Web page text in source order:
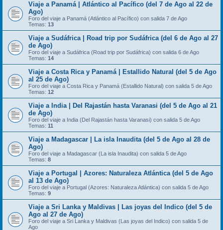
Viaje a Panamá | Atlántico al Pacífico (del 7 de Ago al 22 de
Ago)
Foro del viaje a Panamá (Atlántico al Pacífico) con salida 7 de Ago
Temas: 13
Viaje a Sudáfrica | Road trip por Sudáfrica (del 6 de Ago al 27
de Ago)
Foro del viaje a Sudáfrica (Road trip por Sudáfrica) con salida 6 de Ago
Temas: 14
Viaje a Costa Rica y Panamá | Estallido Natural (del 5 de Ago
al 25 de Ago)
Foro del viaje a Costa Rica y Panamá (Estallido Natural) con salida 5 de Ago
Temas: 12
Viaje a India | Del Rajastán hasta Varanasi (del 5 de Ago al 21
de Ago)
Foro del viaje a India (Del Rajastán hasta Varanasi) con salida 5 de Ago
Temas: 11
Viaje a Madagascar | La isla Inaudita (del 5 de Ago al 28 de
Ago)
Foro del viaje a Madagascar (La isla Inaudita) con salida 5 de Ago
Temas: 8
Viaje a Portugal | Azores: Naturaleza Atlántica (del 5 de Ago
al 13 de Ago)
Foro del viaje a Portugal (Azores: Naturaleza Atlántica) con salida 5 de Ago
Temas: 9
Viaje a Sri Lanka y Maldivas | Las joyas del Indico (del 5 de
Ago al 27 de Ago)
Foro del viaje a Sri Lanka y Maldivas (Las joyas del Indico) con salida 5 de
Ago